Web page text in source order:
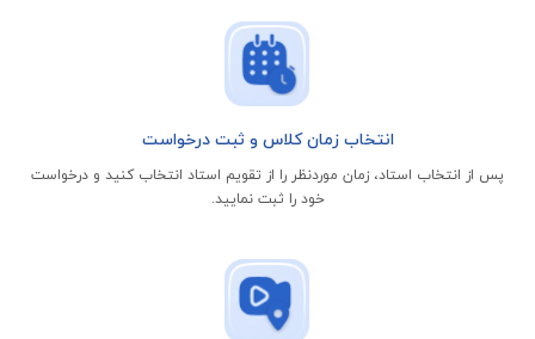
انتخاب زمان کلاس و ثبت درخواست
پس از انتخاب استاد، زمان موردنظر را از تقویم استاد انتخاب کنید و درخواست
خود را ثبت نمایید.